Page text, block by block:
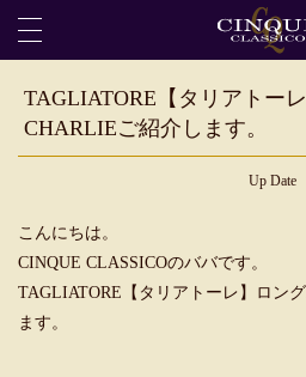
TAGLIATORE【タリアトー
CHARLIEご紹介します。
Up Date
こんにちは。
CINQUE CLASSICOのババです。
TAGLIATORE【タリアトーレ】ロン
ます。